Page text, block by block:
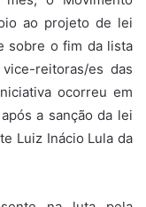
ao projeto de lei
sobre o fim da lista
reitoras/es das
ocorreu em
a sanção da lei
Luiz Inácio Lula da